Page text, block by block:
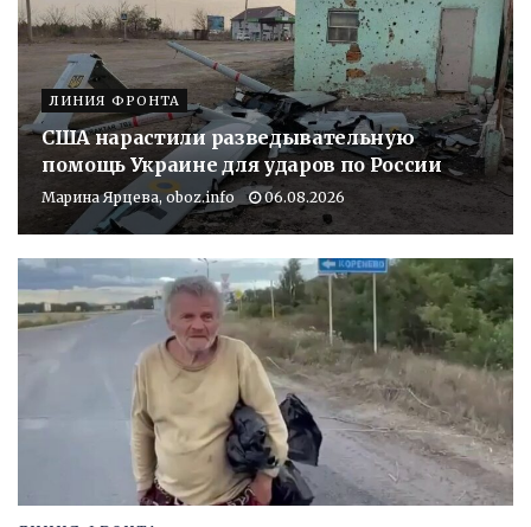
ЛИНИЯ ФРОНТА
США нарастили разведывательную
помощь Украине для ударов по России
Марина Ярцева, oboz.info 06.08.2026